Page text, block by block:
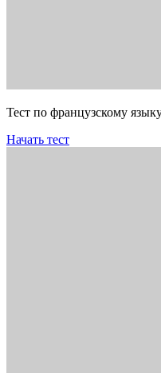
Тест по французскому
Начать тест